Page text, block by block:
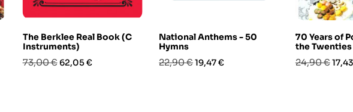
The Berklee Real Book (C
Instruments)
Prezzo
73,00 € Prezzo
62,05 €
National Anthems - 50
Hymns
Prezzo
22,90 €Prezzo
19,47 €
70 Years of
the Twenties
Prezzo
24,90 €